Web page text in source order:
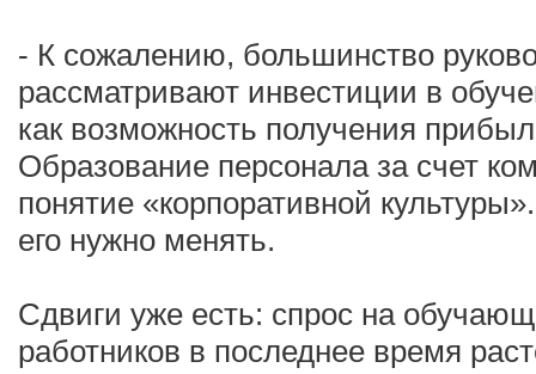
- К сожалению, большинство
рассматривают инвестиции в
как возможность получения
Образование персонала за счет
понятие «корпоративной
его нужно менять.
Сдвиги уже есть: спрос на
работников в последнее время